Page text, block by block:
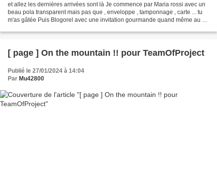
et allez les dernières arrivées sont là Je commence par Maria rossi avec un
beau pola transparent mais pas que , enveloppe , tamponnage , carte ... tu
m'as gâtée Puis Blogorel avec une invitation gourmande quand même au vu
[ page ] On the mountain !! pour TeamOfProject
Publié le 27/01/2024 à 14:04
Par Mu42800